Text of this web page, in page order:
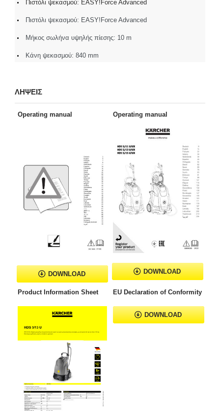
Πιστόλι ψεκασμού: EASY!Force Advanced
Πιστόλι ψεκασμού: EASY!Force Advanced
Μήκος σωλήνα υψηλής πίεσης: 10 m
Κάνη ψεκασμού: 840 mm
ΛΗΨΕΙΣ
Operating manual
DOWNLOAD
Operating manual
DOWNLOAD
Product Information Sheet EU Declaration of Conformity
DOWNLOAD